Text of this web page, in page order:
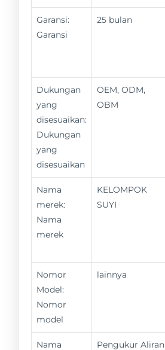
Garansi:
Garansi
25 bulan
Dukungan
yang
disesuaikan:
Dukungan
yang
disesuaikan
OEM, ODM,
OBM
Nama
merek:
Nama
merek
KELOMPOK
SUYI
Nomor
Model:
Nomor
model
lainnya
Nama
Pengukur Aliran